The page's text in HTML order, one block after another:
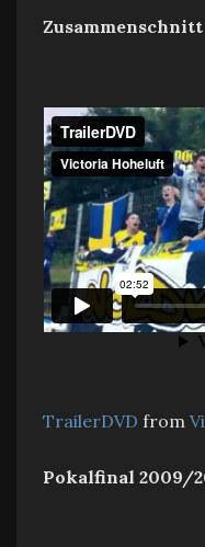
TrailerDVD from
Pokalfinal 2009/